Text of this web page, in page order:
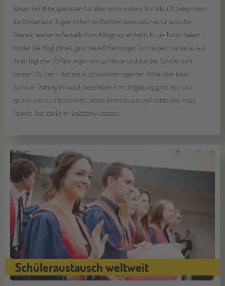
Reisen mit Altersgenossen hat aber noch weitere Vorteile. Oft bekommen
die Kinder und Jugendlichen im Rahmen eines solchen Urlaubs die
Chance, Welten außerhalb ihres Alltags zu erobern. In der Natur haben
Kinder die Möglichkeit, ganz neue Erfahrungen zu machen, die sie so aus
ihren täglichen Erfahrungen von zu Hause und aus der Schule nicht
kennen. Ob beim Klettern in schwindelerregender Höhe oder beim
Survival-Traning im Wald, sie erleben ihre Umgebung ganz neu und
spüren was sie alles können, testen Grenzen aus und entdecken neue
Talente. Das stärkt ihr Selbstbewusstsein.
Schüleraustausch weltweit